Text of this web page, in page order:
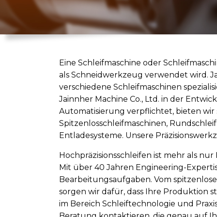
Eine Schleifmaschine oder
als Schneidwerkzeug verwendet wird.
verschiedene Schleifmaschinen
Jainnher Machine Co., Ltd. in der
Automatisierung verpflichtet, bieten wir
Spitzenlosschleifmaschinen,
Entladesysteme. Unsere
Hochpräzisionsschleifen ist mehr als
Mit über 40 Jahren Engineering-
Bearbeitungsaufgaben. Vom
sorgen wir dafür, dass Ihre Produktion
im Bereich Schleiftechnologie und